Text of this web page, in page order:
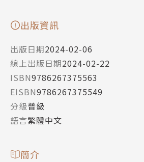
出版資訊
出版日期2024-02-06
線上出版日期2024-02-22
ISBN9786267375563
EISBN9786267375549
分級普級
語言繁體中文
簡介